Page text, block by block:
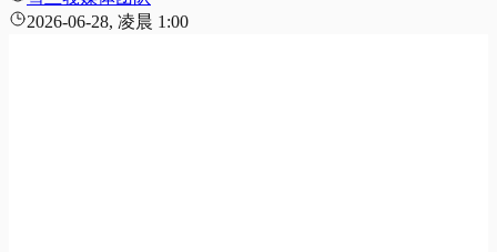
2026-06-28, 凌晨 1:00